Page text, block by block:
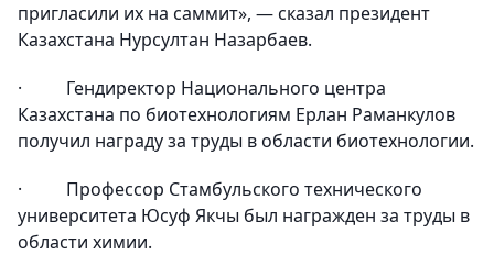
пригласили их на саммит», — сказал президент
Казахстана Нурсултан Назарбаев.
·
Гендиректор Национального центра
Казахстана по биотехнологиям Ерлан Раманкулов
получил награду за труды в области биотехнологии.
·
Профессор Стамбульского технического
университета Юсуф Якчы был награжден за труды в
области химии.